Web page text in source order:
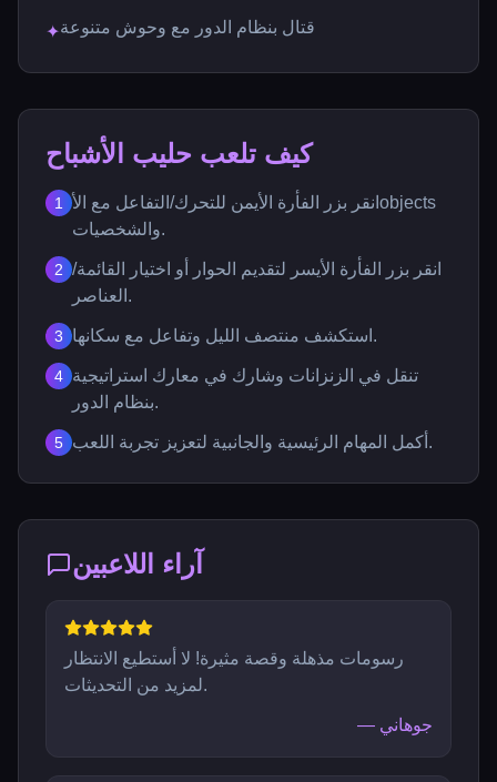
✦قتال بنظام الدور مع وحوش متنوعة
كيف تلعب حليب الأشباح
1
انقر بزر الفأرة الأيمن للتحرك/التفاعل مع الأobjects
والشخصيات.
2 انقر بزر الفأرة الأيسر لتقديم الحوار أو اختيار القائمة/
العناصر.
3 استكشف منتصف الليل وتفاعل مع سكانها.
4 تنقل في الزنزانات وشارك في معارك استراتيجية
بنظام الدور.
5 أكمل المهام الرئيسية والجانبية لتعزيز تجربة اللعب.
آراء اللاعبين
رسومات مذهلة وقصة مثيرة! لا أستطيع الانتظار
لمزيد من التحديثات.
— جوهاني